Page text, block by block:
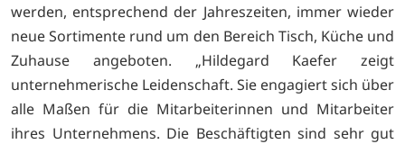
werden, entsprechend der Jahreszeiten, immer wieder
neue Sortimente rund um den Bereich Tisch, Küche und
Zuhause angeboten. „Hildegard Kaefer zeigt
unternehmerische Leidenschaft. Sie engagiert sich über
alle Maßen für die Mitarbeiterinnen und Mitarbeiter
ihres Unternehmens. Die Beschäftigten sind sehr gut